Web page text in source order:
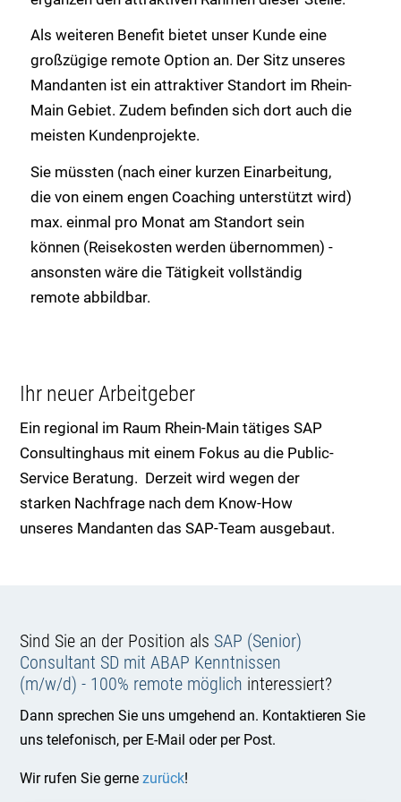
Als weiteren Benefit bietet unser Kunde eine
großzügige remote Option an. Der Sitz unseres
Mandanten ist ein attraktiver Standort im Rhein-
Main Gebiet. Zudem befinden sich dort auch die
meisten Kundenprojekte.
Sie müssten (nach einer kurzen Einarbeitung,
die von einem engen Coaching unterstützt wird)
max. einmal pro Monat am Standort sein
können (Reisekosten werden übernommen) -
ansonsten wäre die Tätigkeit vollständig
remote abbildbar.
Ihr neuer Arbeitgeber
Ein regional im Raum Rhein-Main tätiges SAP
Consultinghaus mit einem Fokus au die Public-
Service Beratung. Derzeit wird wegen der
starken Nachfrage nach dem Know-How
unseres Mandanten das SAP-Team ausgebaut.
Sind Sie an der Position als SAP (Senior)
Consultant SD mit ABAP Kenntnissen
(m/w/d) - 100% remote möglich interessiert?
Dann sprechen Sie uns umgehend an. Kontaktieren Sie
uns telefonisch, per E-Mail oder per Post.
Wir rufen Sie gernezurück!